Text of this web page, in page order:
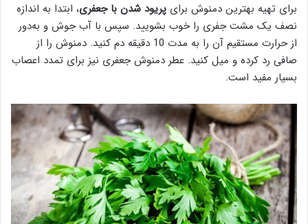
برای تهیه بهترین دمنوش برای پریود شدن با جعفری، ابتدا به ‌اندازه
نصف یک مشت جفری را خوب بشویید. سپس با آب جوش و به‌دور
از حرارت مستقیم آن را به مدت 10 دقیقه دم کنید. دمنوش را از
صافی رد کرده و میل کنید. عطر دمنوش جعفری نیز برای تمدد اعصاب
بسیار مفید است.